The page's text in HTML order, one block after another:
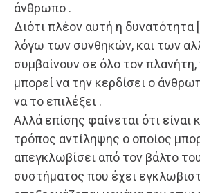
άνθρωπο .
Διότι πλέον αυτή η δυνατότητα
λόγω των συνθηκών, και των
συμβαίνουν σε όλο τον
μπορεί να την κερδίσει ο
να το επιλέξει .
Αλλά επίσης φαίνεται ότι είναι
τρόπος αντίληψης ο οποίος
απεγκλωβίσει από τον βάλτο
συστήματος που έχει